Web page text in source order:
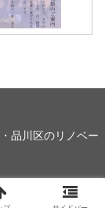
品川区のリノベー